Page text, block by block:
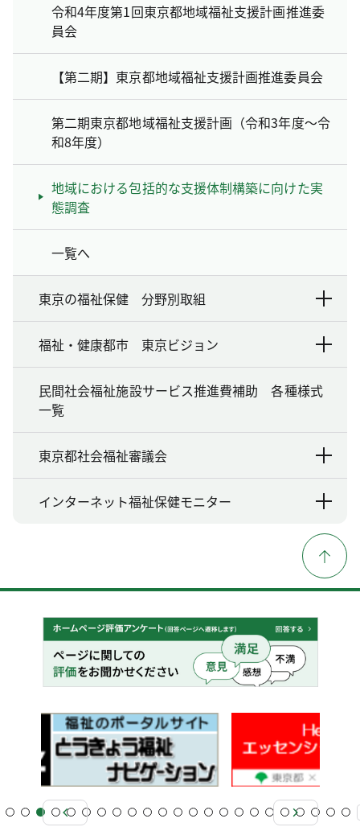
令和4年度第1回東京都地域福祉支援計画推進委
員会
【第二期】東京都地域福祉支援計画推進委員会
第二期東京都地域福祉支援計画（令和3年度～令
和8年度）
地域における包括的な支援体制構築に向けた実
態調査
一覧へ
東京の福祉保健 分野別取組
福祉・健康都市 東京ビジョン
民間社会福祉施設サービス推進費補助 各種様式
一覧
東京都社会福祉審議会
インターネット福祉保健モニター